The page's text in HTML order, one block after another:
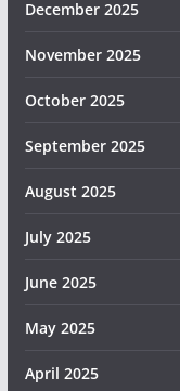
December 2025
November 2025
October 2025
September 2025
August 2025
July 2025
June 2025
May 2025
April 2025